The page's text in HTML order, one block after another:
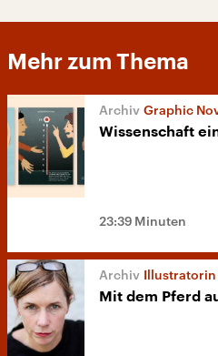
Mehr zum Thema
Graphic
Wissenschaft
23:39 Minuten
Illustratorin
Mit dem Pferd